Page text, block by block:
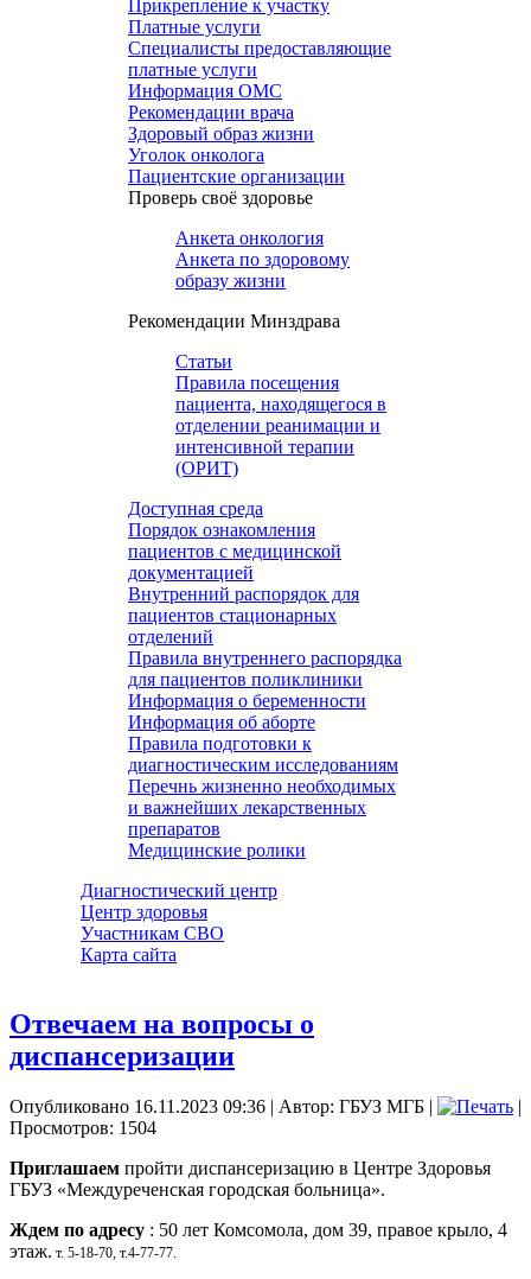
Прикрепление к участку
Платные услуги
Специалисты предоставляющие
платные услуги
Информация ОМС
Рекомендации врача
Здоровый образ жизни
Уголок онколога
Пациентские организации
Проверь своё здоровье
Анкета онкология
Анкета по здоровому
образу жизни
Рекомендации Минздрава
Статьи
Правила посещения
пациента, находящегося в
отделении реанимации и
интенсивной терапии
(ОРИТ)
Доступная среда
Порядок ознакомления
пациентов с медицинской
документацией
Внутренний распорядок для
пациентов стационарных
отделений
Правила внутреннего распорядка
для пациентов поликлиники
Информация о беременности
Информация об аборте
Правила подготовки к
диагностическим исследованиям
Перечнь жизненно необходимых
и важнейших лекарственных
препаратов
Медицинские ролики
Диагностический центр
Центр здоровья
Участникам СВО
Карта сайта
Отвечаем на вопросы о
диспансеризации
Опубликовано 16.11.2023 09:36 | Автор: ГБУЗ МГБ |
|
Просмотров: 1504
Приглашаем пройти диспансеризацию в Центре Здоровья
ГБУЗ «Междуреченская городская больница».
Ждем по адресу : 50 лет Комсомола, дом 39, правое крыло, 4
этаж. т. 5-18-70, т.4-77-77.